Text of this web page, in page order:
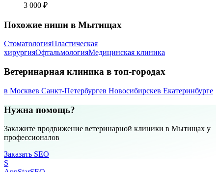
3 000 ₽
Похожие ниши в Мытищах
СтоматологияПластическая
хирургияОфтальмологияМедицинская клиника
Ветеринарная клиника в топ-городах
в Москвев Санкт-Петербургев Новосибирскев Екатеринбурге
Нужна помощь?
Закажите продвижение ветеринарной клиники в Мытищах у
профессионалов
Заказать SEO
S